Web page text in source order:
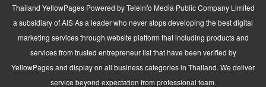
Thailand YellowPages Powered by Teleinfo Media Public Company Limited
a subsidiary of AIS As a leader who never stops developing the best digital
marketing services through website platform that including products and
services from trusted entrepreneur list that have been verified by
YellowPages and display on all business categories in Thailand. We deliver
service beyond expectation from professional team.